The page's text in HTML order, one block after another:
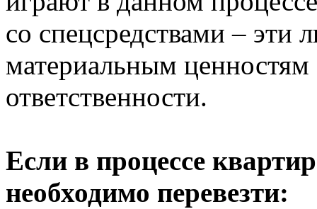
со спецсредствами – эти
материальным
ответственности.
Если в процессе
необходимо перевезти: